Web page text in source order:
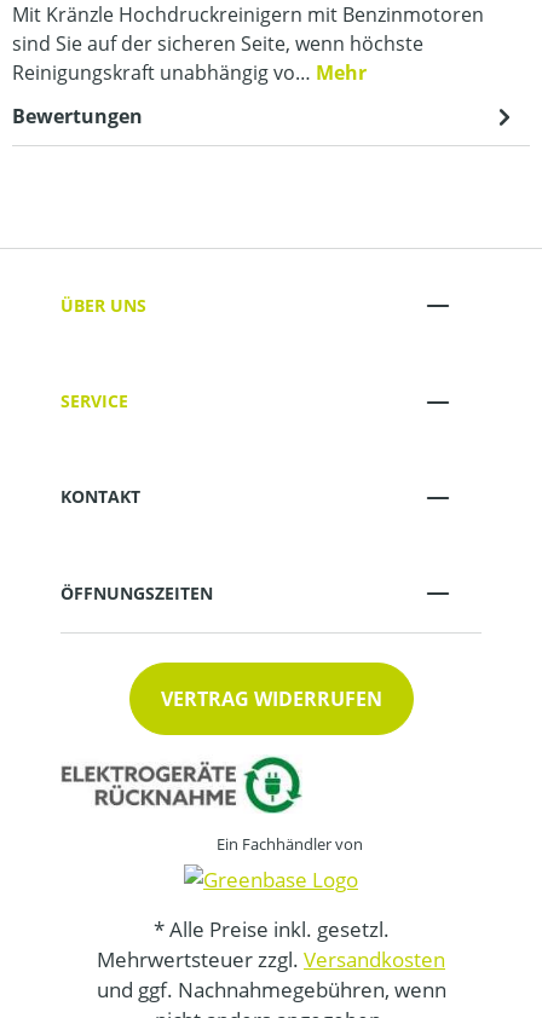
Mit Kränzle Hochdruckreinigern mit Benzinmotoren
sind Sie auf der sicheren Seite, wenn höchste
Reinigungskraft unabhängig vo… Mehr
Bewertungen
ÜBER UNS
SERVICE
KONTAKT
ÖFFNUNGSZEITEN
VERTRAG WIDERRUFEN
Ein Fachhändler von
* Alle Preise inkl. gesetzl.
Mehrwertsteuer zzgl. Versandkosten
und ggf. Nachnahmegebühren, wenn